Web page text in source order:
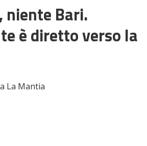
niente Bari.
è diretto verso la
La Mantia